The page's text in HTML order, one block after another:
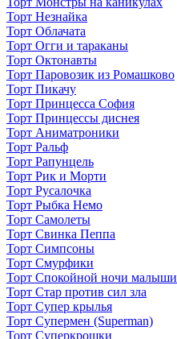
Торт Незнайка
Торт Облачата
Торт Огги и тараканы
Торт Октонавты
Торт Паровозик из Ромашково
Торт Пикачу
Торт Принцесса София
Торт Принцессы диснея
Торт Аниматроники
Торт Ральф
Торт Рапунцель
Торт Рик и Морти
Торт Русалочка
Торт Рыбка Немо
Торт Самолеты
Торт Свинка Пеппа
Торт Симпсоны
Торт Смурфики
Торт Спокойной ночи малыши
Торт Стар против сил зла
Торт Супер крылья
Торт Супермен (Superman)
Торт Суперкрошки